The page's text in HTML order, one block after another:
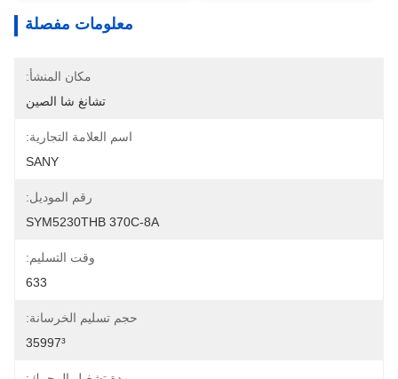
معلومات مفصلة
مكان المنشأ:
تشانغ شا الصين
اسم العلامة التجارية:
SANY
رقم الموديل:
SYM5230THB 370C-8A
وقت التسليم:
633
حجم تسليم الخرسانة:
35997³